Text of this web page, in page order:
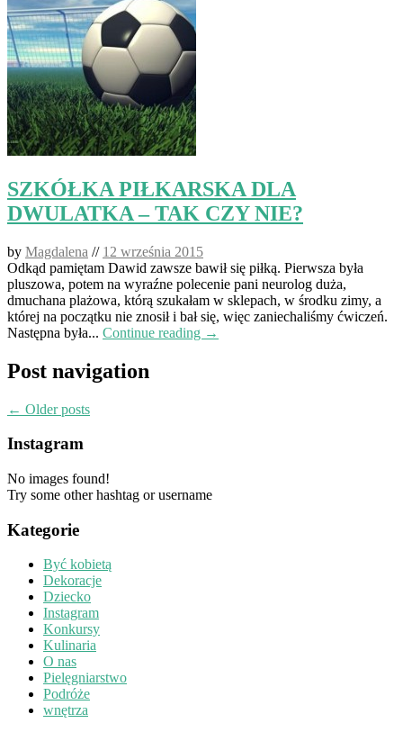
SZKÓŁKA PIŁKARSKA DLA
DWULATKA – TAK CZY NIE?
by Magdalena // 12 września 2015
Odkąd pamiętam Dawid zawsze bawił się piłką. Pierwsza była
pluszowa, potem na wyraźne polecenie pani neurolog duża,
dmuchana plażowa, którą szukałam w sklepach, w środku zimy, a
której na początku nie znosił i bał się, więc zaniechaliśmy ćwiczeń.
Następna była... Continue reading →
Post navigation
← Older posts
Instagram
No images found!
Try some other hashtag or username
Kategorie
Być kobietą
Dekoracje
Dziecko
Instagram
Konkursy
Kulinaria
O nas
Pielęgniarstwo
Podróże
wnętrza